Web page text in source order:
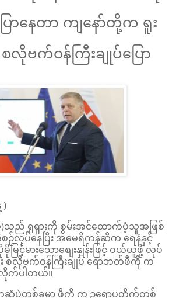
ာနေတာ ကျနော်တို့က ရူး
ဗက်ဝန်ကြီးချုပ်ပြော
)
)သည် ရုရှားကို စွမ်းအင်ထောက်ပံ့သူအဖြစ်
ဉ်လုပ်နေပြီး အမေရိကန်ဆီက ရေနံနှင့်
ြင့်မားသောစျေးနှုန်းဖြင့် ဝယ်ယူဖို့ လုပ်
စလိုဗက်ဝန်ကြီးချုပ် ရောဘတ်ဖီကို က
လိုက်ပါတယ်။
ဆုံပွဲတစ်ခုမှာ ဖီကို က ဥရောပတိုက်တစ်